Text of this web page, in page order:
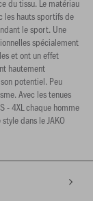
du tissu. Le matériau
les hauts sportifs de
le sport. Une
spécialement
et ont un effet
hautement
potentiel. Peu
Avec les tenues
- 4XL chaque homme
dans le JAKO